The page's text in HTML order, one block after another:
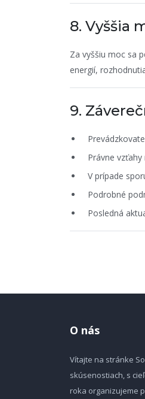
8. Vyššia
Za vyššiu moc sa
energií,
9.
Právne
V prípade
Podrobné
Posledná
O nás
Vítajte na stránke
skúsenostiach, s
roka organizujeme